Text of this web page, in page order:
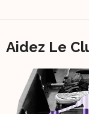
Aidez Le